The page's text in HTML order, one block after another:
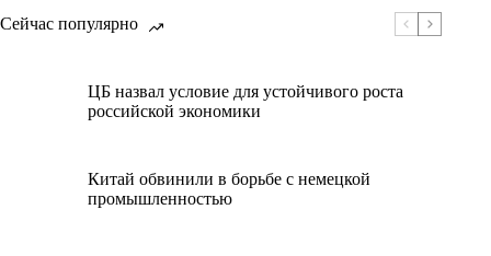
Сейчас популярно
ЦБ назвал условие для устойчивого роста
российской экономики
Китай обвинили в борьбе с немецкой
промышленностью